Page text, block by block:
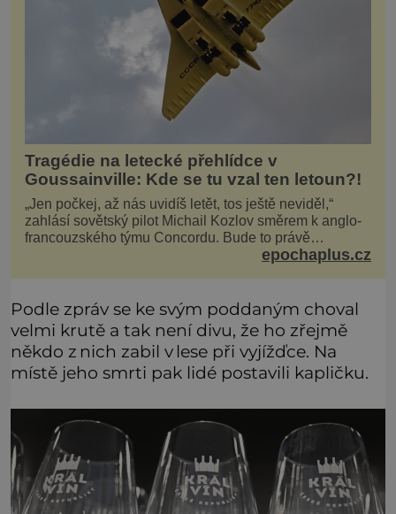
Tragédie na letecké přehlídce v
Goussainville: Kde se tu vzal ten letoun?!
„Jen počkej, až nás uvidíš letět, tos ještě neviděl,“
zahlásí sovětský pilot Michail Kozlov směrem k anglo-
francouzského týmu Concordu. Bude to právě
konkurenční boj, co bude stát za smrtí celé 6členné
epochaplus.cz
Podle zpráv se ke svým poddaným choval
velmi krutě a tak není divu, že ho zřejmě
někdo z nich zabil v lese při vyjížďce. Na
místě jeho smrti pak lidé postavili kapličku.